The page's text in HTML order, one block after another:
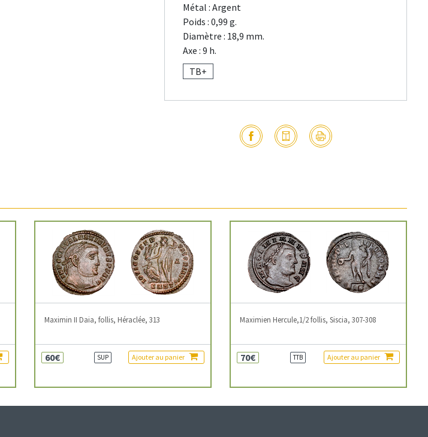
Métal : Argent
Poids : 0,99 g.
Diamètre : 18,9 mm.
Axe : 9 h.
TB+
Maximin II Daia, follis, Héraclée, 313
60€ SUP Ajouter au panier
Maximien Hercule,1/2 follis, Siscia, 307-308
70€ TTB Ajouter au panier